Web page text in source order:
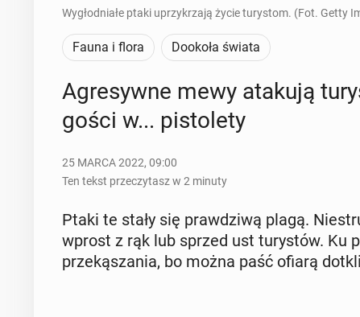
Wygłodniałe ptaki uprzykrzają życie turystom. (Fot. Getty
Fauna i flora Dookoła świata
Agre­syw­ne mewy atakują
gości w... pi­sto­le­ty
25 MARCA 2022, 09:00
Ten tekst przeczytasz w 2 minuty
Ptaki te stały się praw­dzi­wą plagą.
wprost z rąk lub sprzed ust tu­ry­stów. Ku
prze­ką­sza­nia, bo można paść ofiarą